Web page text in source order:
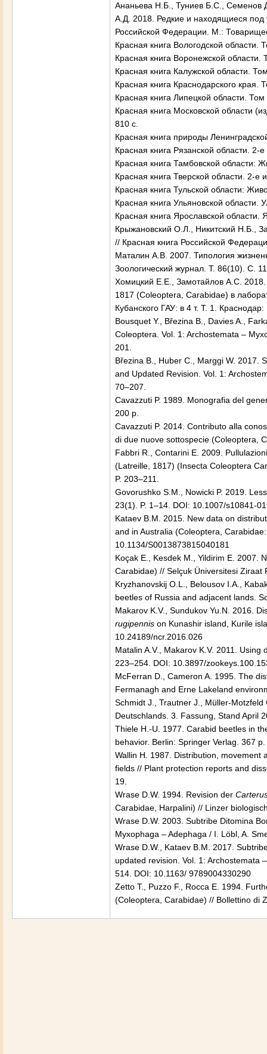
Ананьева Н.Б., Туниев Б.С., Семенов
А.Д. 2018. Редкие и находящиеся под
Российской Федерации. М.:
Красная книга Вологодской области.
Красная книга Воронежской
Красная книга Калужской области.
Красная книга Краснодарского
Красная книга Липецкой области.
Красная книга Московской области
810 с.
Красная книга природы
Красная книга Рязанской области.
Красная книга Тамбовской
Красная книга Тверской области. 2-
Красная книга Тульской области:
Красная книга Ульяновской области.
Красная книга Ярославской
Крыжановский О.Л., Никитский Н.Б.,
// Красная книга Российской
Маталин А.В. 2007. Типология
Зоологический журнал. Т. 86(10). С.
Хомицкий Е.Е., Замотайлов А.С.
1817 (Coleoptera, Carabidae) в
Кубанского ГАУ: в 4 т. Т. 1.
Bousquet Y., Březina B., Davies A.,
Coleoptera. Vol. 1: Archostemata –
201.
Březina B., Huber C., Marggi W. 2017.
and Updated Revision. Vol. 1:
70–207.
Cavazzuti P. 1989. Monografia del
200 p.
Cavazzuti P. 2014. Contributo alla
di due nuove sottospecie (Coleoptera,
Fabbri R., Contarini E. 2009.
(Latreille, 1817) (Insecta Coleoptera
P. 203–211.
Govorushko S.M., Nowicki P. 2019.
23(1). P. 1–14. DOI: 10.1007/s10841-
Kataev B.M. 2015. New data on
and in Australia (Coleoptera,
10.1134/S0013873815040181
Koçak E., Kesdek M., Yildirim E. 2007.
Carabidae) // Selçuk Üniversitesi Ziraat
Kryzhanovskij O.L., Belousov I.A.,
beetles of Russia and adjacent lands.
Makarov K.V., Sundukov Yu.N. 2016.
rugipennis on Kunashir island, Kurile
10.24189/ncr.2016.026
Matalin A.V., Makarov K.V. 2011.
223–254. DOI: 10.3897/
McFerran D., Cameron A. 1995. The
Fermanagh and Erne Lakeland
Schmidt J., Trautner J., Müller-
Deutschlands. 3. Fassung, Stand April
Thiele H.-U. 1977. Carabid beetles in
behavior. Berlin: Springer Verlag. 367 p.
Wallin H. 1987. Distribution,
fields // Plant protection reports and
19.
Wrase D.W. 1994. Revision der
Carabidae, Harpalini) // Linzer
Wrase D.W. 2003. Subtribe Ditomina
Myxophaga – Adephaga / I. Löbl, A.
Wrase D.W., Kataev B.M. 2017.
updated revision. Vol. 1: Archostemata
514. DOI: 10.1163/ 9789004330290
Zetto T., Puzzo F., Rocca E. 1994.
(Coleoptera, Carabidae) // Bollettino di